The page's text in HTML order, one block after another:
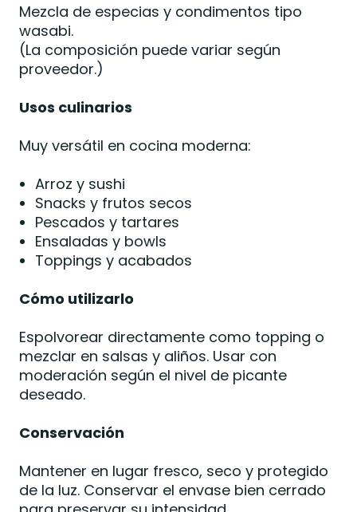
Mezcla de especias y condimentos tipo
wasabi.
(La composición puede variar según
proveedor.)
Usos culinarios
Muy versátil en cocina moderna:
Arroz y sushi
Snacks y frutos secos
Pescados y tartares
Ensaladas y bowls
Toppings y acabados
Cómo utilizarlo
Espolvorear directamente como topping o
mezclar en salsas y aliños. Usar con
moderación según el nivel de picante
deseado.
Conservación
Mantener en lugar fresco, seco y protegido
de la luz. Conservar el envase bien cerrado